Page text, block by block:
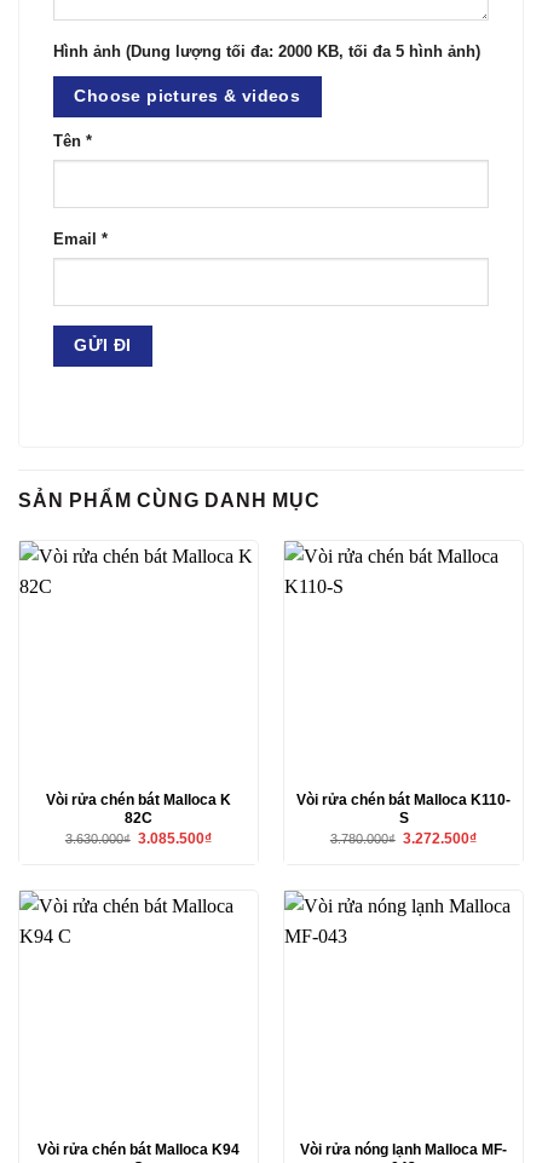
Hình ảnh (Dung lượng tối đa: 2000 KB, tối đa 5 hình ảnh)
Choose pictures & videos
Tên *
Email *
SẢN PHẨM CÙNG DANH MỤC
Vòi rửa chén bát Malloca K
82C
3.630.000₫ Giá
3.085.500₫Giá
Vòi rửa chén bát Malloca K110-
S
3.780.000₫ Giá
3.272.500₫Giá
Vòi rửa chén bát Malloca K94
Vòi rửa nóng lạnh Malloca MF-